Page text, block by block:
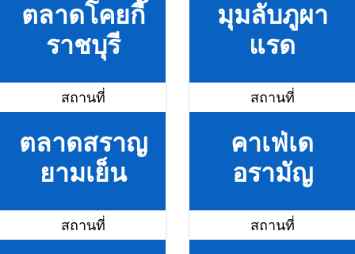
ตลาดโคยกี๊
ราชบุรี
มุมลับภูผา
แรด
สถานที่
ตลาดสราญ
ยามเย็น
สถานที่
คาเฟ่เด
อรามัญ
สถานที่ สถานที่